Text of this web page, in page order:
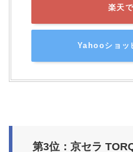
楽天
Yahooショッ
第3位：京セラ